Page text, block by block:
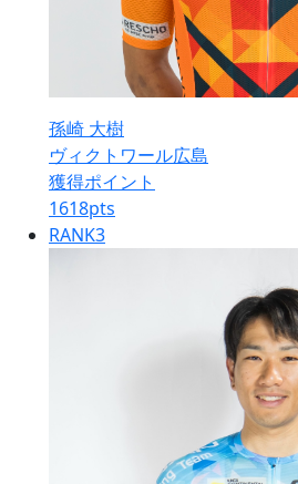
孫崎 大樹
ヴィクトワール広島
獲得ポイント
1618pts
RANK3